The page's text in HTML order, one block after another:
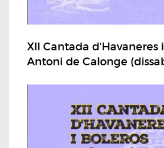
XII Cantada d'Havaneres
Antoni de Calonge